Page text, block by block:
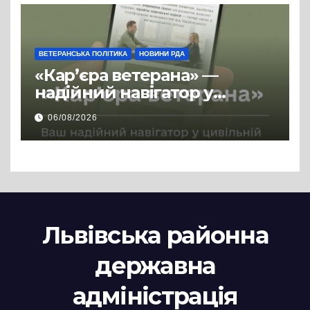
ВЕТЕРАНСЬКА ПОЛІТИКА НОВИНИ РДА
«Кар’єра ветерана» —
надійний навігатор у
цивільній професії
06/08/2026
Львівська районна
державна
адміністрація